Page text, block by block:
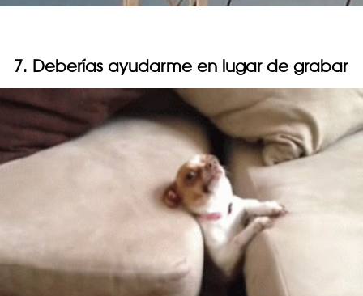
7. Deberías ayudarme en lugar de grabar